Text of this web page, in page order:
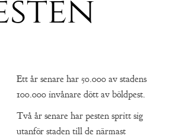
Ett år senare har 50.000 av stadens
100.000 invånare dött av böldpest.
Två år senare har pesten spritt sig
utanför staden till de närmast